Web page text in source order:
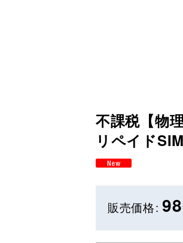
不課税【物
リペイド
販売価格: